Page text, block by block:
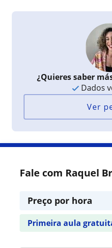
¿Quieres saber
Dados
Ver
Fale com Raquel
Preço por hora
Primeira aula